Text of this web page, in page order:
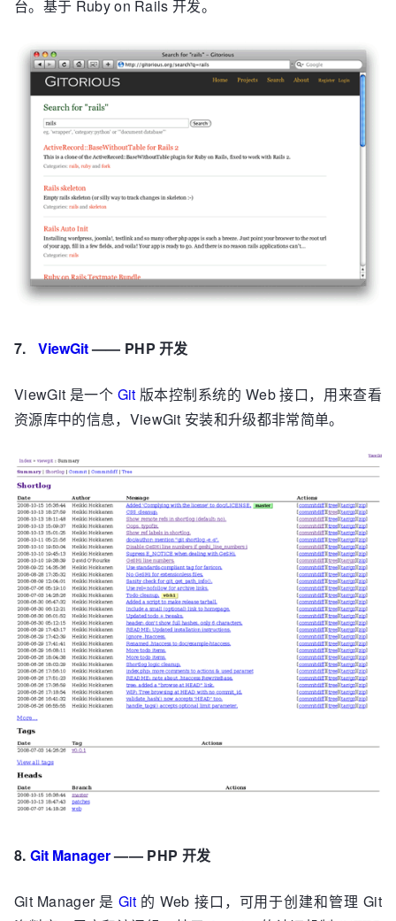
台。基于 Ruby on Rails 开发。
7. ViewGit—— PHP 开发
ViewGit 是一个 Git版本控制系统的 Web 接口，用来查看
资源库中的信息，ViewGit 安装和升级都非常简单。
8. Git Manager—— PHP 开发
Git Manager 是 Git的 Web 接口，可用于创建和管理 Git